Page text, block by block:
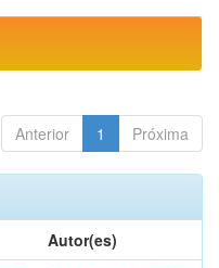
Anterior 1 Próxima
Autor(es)